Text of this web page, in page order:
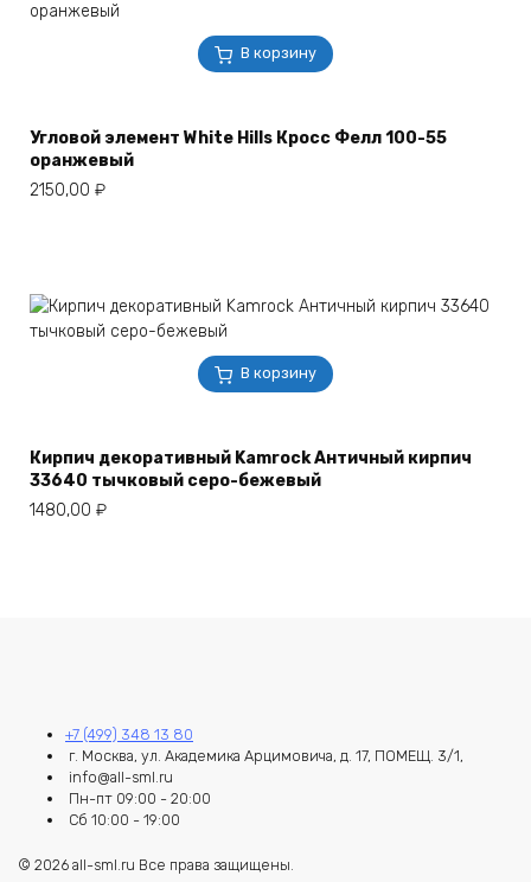
В корзину
Угловой элемент White Hills Кросс Фелл 100-55
оранжевый
2150,00 ₽
В корзину
Кирпич декоративный Kamrock Античный кирпич
33640 тычковый серо-бежевый
1480,00 ₽
+7 (499) 348 13 80
г. Москва, ул. Академика Арцимовича, д. 17, ПОМЕЩ. 3/1,
info@all-sml.ru
Пн-пт 09:00 - 20:00
Сб 10:00 - 19:00
© 2026 all-sml.ru Все права защищены.